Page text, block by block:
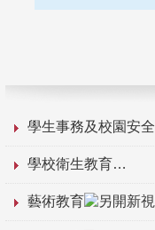
學生事務及校園安全
學校衛生教育
藝術教育